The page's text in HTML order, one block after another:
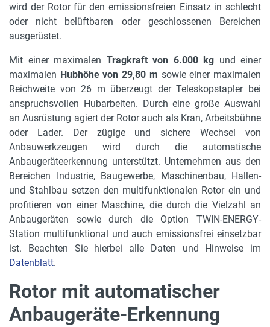
max. Bodenfreiheit
0.28 m
160 kW
Bereifung
445/65 R22.5
Rußpartikelfilter
auf Anfrage
Gabelzinken H, B, L
60 x 130 x 1200 mm
Drehbarer Oberwagen
Tankinhalt und Kraftstoff
max. Hubhöhe
29.8 m
wird der Rotor für den emissionsfreien Einsatz in schlecht
oder nicht belüftbaren oder geschlossenen Bereichen
ausgerüstet.
Mit einer maximalen Tragkraft von 6.000 kg und einer
maximalen Hubhöhe von 29,80 m sowie einer maximalen
Reichweite von 26 m überzeugt der Teleskopstapler bei
anspruchsvollen Hubarbeiten. Durch eine große Auswahl
an Ausrüstung agiert der Rotor auch als Kran, Arbeitsbühne
oder Lader. Der zügige und sichere Wechsel von
Anbauwerkzeugen wird durch die automatische
Anbaugeräteerkennung unterstützt. Unternehmen aus den
Bereichen Industrie, Baugewerbe, Maschinenbau, Hallen-
und Stahlbau setzen den multifunktionalen Rotor ein und
profitieren von einer Maschine, die durch die Vielzahl an
Anbaugeräten sowie durch die Option TWIN-ENERGY-
Station multifunktional und auch emissionsfrei einsetzbar
ist. Beachten Sie hierbei alle Daten und Hinweise im
Datenblatt.
Rotor mit automatischer
Anbaugeräte-Erkennung